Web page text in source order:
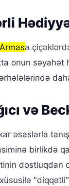
a
onun səyahət
və
əsaslarla
birlikdə
xüsusilə